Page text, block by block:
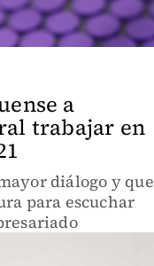
a
trabajar en
diálogo y que
para escuchar